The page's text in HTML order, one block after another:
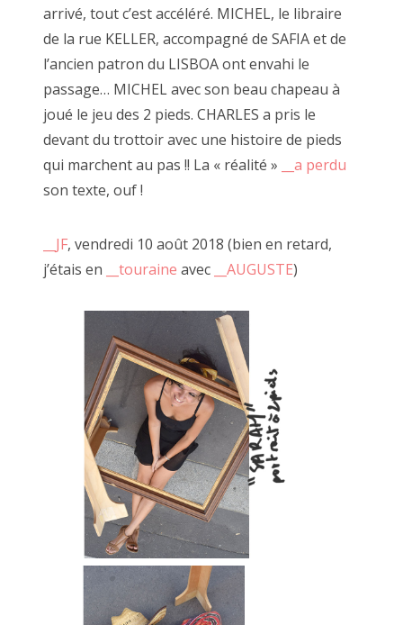
arrivé, tout c’est accéléré. MICHEL, le libraire
de la rue KELLER, accompagné de SAFIA et de
l’ancien patron du LISBOA ont envahi le
passage… MICHEL avec son beau chapeau à
joué le jeu des 2 pieds. CHARLES a pris le
devant du trottoir avec une histoire de pieds
qui marchent au pas !! La « réalité »
__a perdu
son texte, ouf !
__JF, vendredi 10 août 2018 (bien en retard,
j’étais en
__touraine avec __AUGUSTE)
Passage josset… le 8 octobre 2022